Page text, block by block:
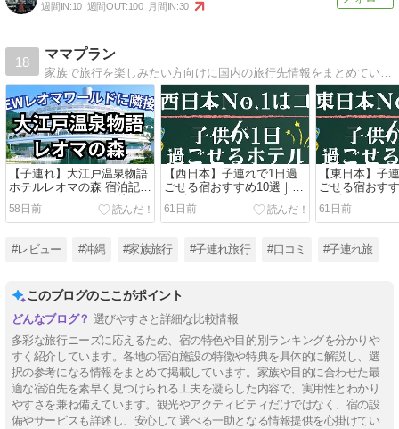
週間IN:10 週間OUT:100 月間IN:30
18
ママプラン
【子連れ】大江戸温泉物語
ホテルレオマの森 宿泊記｜
NEWレオマワールド徒歩5
分！1泊2日の本音レポート
58日前
【西日本】子連れで1日過
ごせる宿おすすめ10選｜キ
ッズスペースがすごい宿も
厳選！
61日前
【東日本】子
ごせる宿おす
ッズスペース
厳選！
61日前
#レビュー #沖縄 #家族旅行 #子連れ旅行 #口コミ #子連れ旅
このブログのここがポイント
選びやすさと詳細な比較情報
多彩な旅行ニーズに応えるため、宿の特色や目的別ランキングを分かりや
すく紹介しています。各地の宿泊施設の特徴や特典を具体的に解説し、選
択の参考になる情報をまとめて掲載しています。家族や目的に合わせた最
適な宿泊先を素早く見つけられる工夫を凝らした内容で、実用性とわかり
やすさを兼ね備えています。観光やアクティビティだけではなく、宿の設
備やサービスも詳述し、安心して選べる一助となる情報提供を心掛けてい